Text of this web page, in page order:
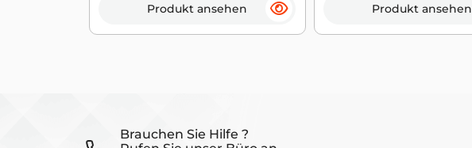
Produkt ansehen Produkt ansehen
Brauchen Sie Hilfe ?